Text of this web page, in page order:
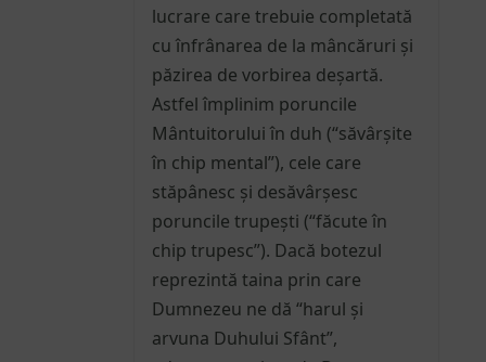
lucrare care trebuie completată
cu înfrânarea de la mâncăruri și
păzirea de vorbirea deșartă.
Astfel împlinim poruncile
Mântuitorului în duh (“săvârșite
în chip mental”), cele care
stăpânesc și desăvârșesc
poruncile trupești (“făcute în
chip trupesc”). Dacă botezul
reprezintă taina prin care
Dumnezeu ne dă “harul și
arvuna Duhului Sfânt”,